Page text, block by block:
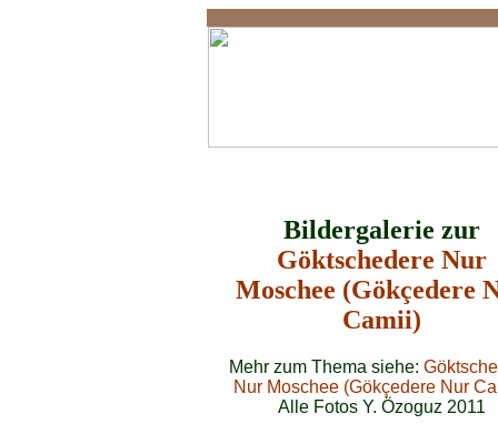
Bildergalerie zur
Göktschedere Nur
Moschee (Gökçedere
Camii)
Mehr zum Thema siehe:
Nur Moschee (Gökçedere Nur
Alle Fotos Y. Özoguz 2011